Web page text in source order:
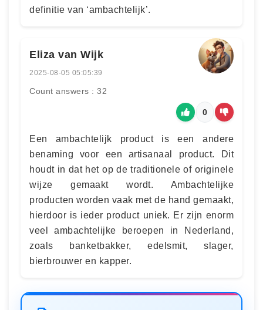
definitie van ‘ambachtelijk’.
Eliza van Wijk
2025-08-05 05:05:39
Count answers : 32
0
Een ambachtelijk product is een andere
benaming voor een artisanaal product. Dit
houdt in dat het op de traditionele of originele
wijze gemaakt wordt. Ambachtelijke
producten worden vaak met de hand gemaakt,
hierdoor is ieder product uniek. Er zijn enorm
veel ambachtelijke beroepen in Nederland,
zoals banketbakker, edelsmit, slager,
bierbrouwer en kapper.